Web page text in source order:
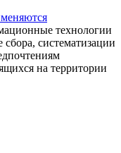
технологии
систематизации
на территории